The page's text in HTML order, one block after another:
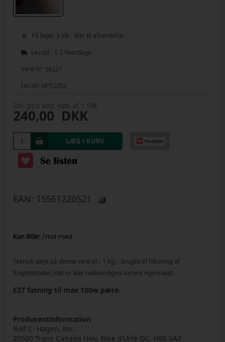
På lager 3 stk - klar til afsendelse
Lev.tid - 1-2 hverdage
Vare nr: 56221
Lev.nr: HPT2052
Stk. pris ved køb af 1 Stk.
240,00 DKK
EAN: 15561220521
-
Teknisk vægt på denne vare er : 1 Kg. - bruges til filtrering af
fragtmetoder, (det er ikke nødvendigvis varens egenvægt)
E27 fatning til max 100w pære.
Producentinformation
Rolf C. Hagen, Inc.
20500 Trans Canada Hwy, Baie d’Urfé QC, H9X 0A2